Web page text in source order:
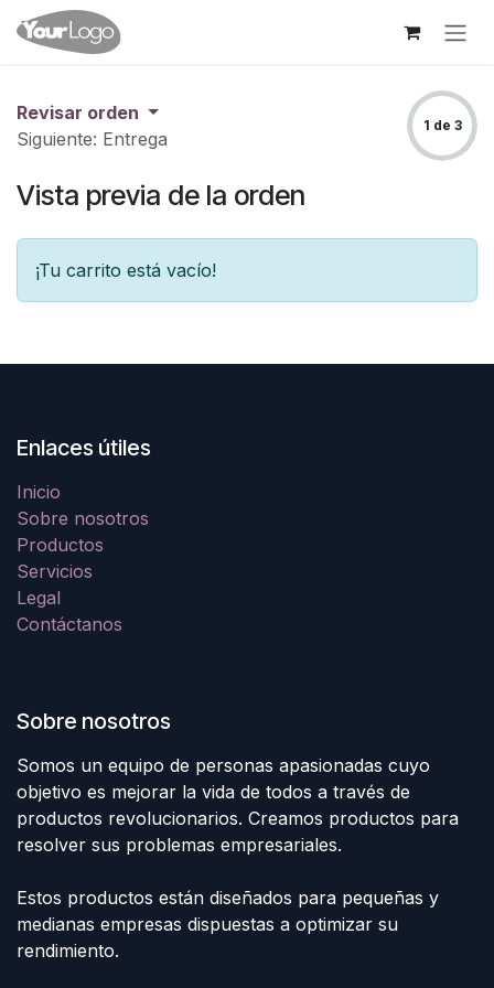
Ir al contenido
Revisar orden
Siguiente: Entrega
1 de 3
Vista previa de la orden
¡Tu carrito está vacío!
Enlaces útiles
Inicio
Sobre nosotros
Productos
Servicios
Legal
Contáctanos
Sobre nosotros
Somos un equipo de personas apasionadas cuyo
objetivo es mejorar la vida de todos a través de
productos revolucionarios. Creamos productos para
resolver sus problemas empresariales.
Estos productos están diseñados para pequeñas y
medianas empresas dispuestas a optimizar su
rendimiento.